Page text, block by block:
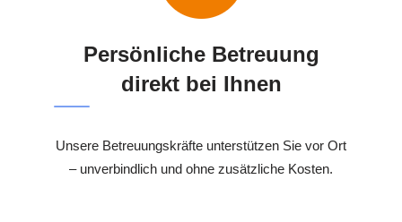
Persönliche Betreuung
direkt bei Ihnen
Unsere Betreuungskräfte unterstützen Sie vor Ort
– unverbindlich und ohne zusätzliche Kosten.